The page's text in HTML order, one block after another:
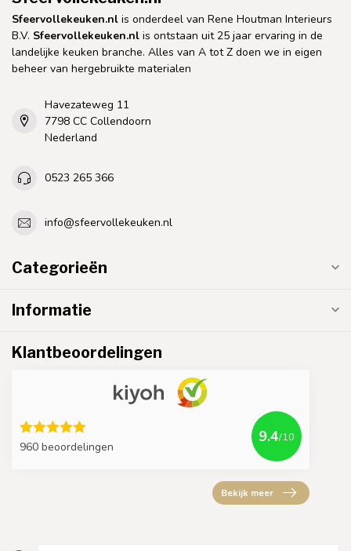
Sfeervollekeuken.nl is onderdeel van Rene Houtman Interieurs
B.V. Sfeervollekeuken.nl is ontstaan uit 25 jaar ervaring in de
landelijke keuken branche. Alles van A tot Z doen we in eigen
beheer van hergebruikte materialen
Havezateweg 11
7798 CC Collendoorn
Nederland
0523 265 366
info@sfeervollekeuken.nl
Categorieën
Informatie
Klantbeoordelingen
960 beoordelingen
9.4/10
Bekijk meer